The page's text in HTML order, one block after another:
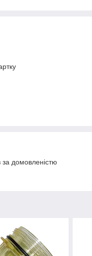
домовленістю